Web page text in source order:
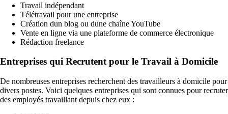
Travail indépendant
Télétravail pour une entreprise
Création dun blog ou dune chaîne YouTube
Vente en ligne via une plateforme de commerce électronique
Rédaction freelance
Entreprises qui Recrutent pour le Travail à Domicile
De nombreuses entreprises recherchent des travailleurs à domicile pour
divers postes. Voici quelques entreprises qui sont connues pour recruter
des employés travaillant depuis chez eux :